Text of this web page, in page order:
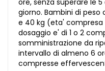
ore, senza superare le
giorno. Bambini di peso
e 40 kg (eta' compresa
dosaggio e' di 1 o 2
somministrazione da
intervallo di almeno 6
compresse